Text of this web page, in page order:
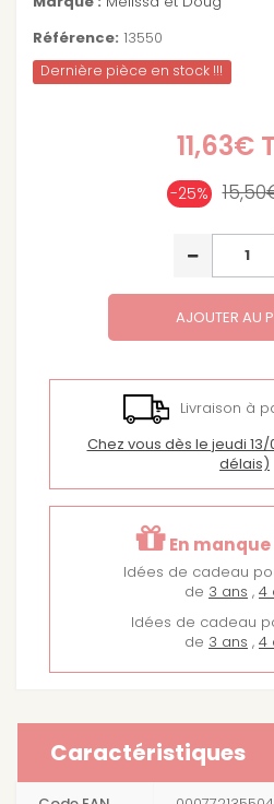
Référence: 13550
Dernière pièce en stock !!!
11,63€
-25%
AJOUTER AU
Livraison à
Chez vous dès le jeudi
délais)
En
Idées de cadeau
de 3 ans , 4
Idées de cadeau
de 3 ans , 4
Caractéristiques